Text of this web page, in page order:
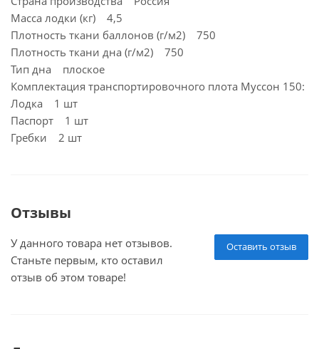
Масса лодки (кг) 4,5
Плотность ткани баллонов (г/м2) 750
Плотность ткани дна (г/м2) 750
Тип дна плоское
Комплектация транспортировочного плота Муссон 150:
Лодка 1 шт
Паспорт 1 шт
Гребки 2 шт
Отзывы
Оставить отзыв
У данного товара нет отзывов.
Станьте первым, кто оставил
отзыв об этом товаре!